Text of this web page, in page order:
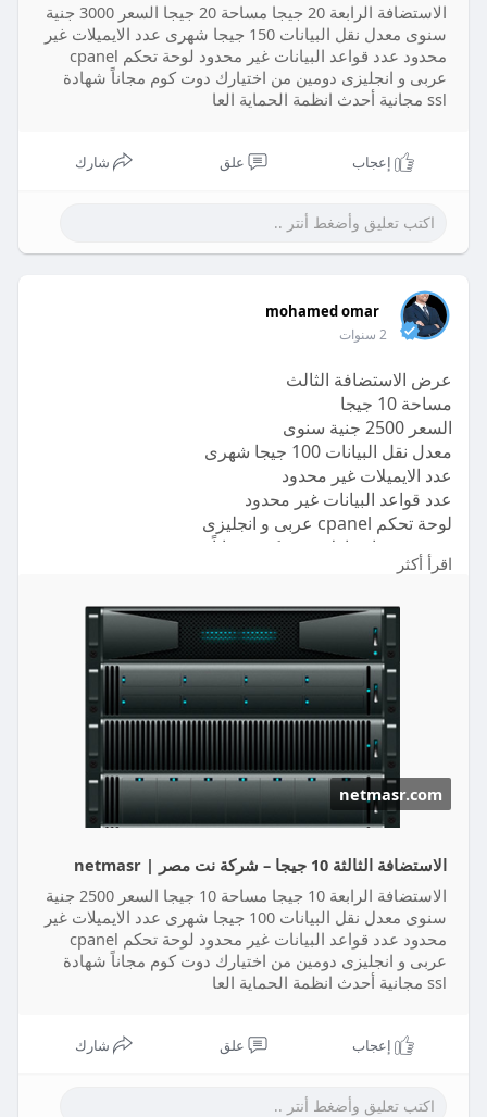
الاستضافة الرابعة 20 جيجا مساحة 20 جيجا السعر 3000 جنية
سنوى معدل نقل البيانات 150 جيجا شهرى عدد الايميلات غير
محدود عدد قواعد البيانات غير محدود لوحة تحكم cpanel
عربى و انجليزى دومين من اختيارك دوت كوم مجاناً شهادة
ssl مجانية أحدث انظمة الحماية العا
إعجاب علق شارك
mohamed omar
2 سنوات
عرض الاستضافة الثالث
مساحة 10 جيجا
السعر 2500 جنية سنوى
معدل نقل البيانات 100 جيجا شهرى
عدد الايميلات غير محدود
عدد قواعد البيانات غير محدود
لوحة تحكم cpanel عربى و انجليزى
دومين من اختيارك دوت كوم مجاناً
شهادة ssl مجانية
باك اب أسبوعى داخلى وشهرى خارجى
مكان السيرفر المانيا
استلام موقعك خلال 24 ساعة من الدفع
https://netmasr.com/product/%d....8%a7%d9%84%
d8%a7%d8%
اقرأ أكثر
netmasr.com
الاستضافة الثالثة 10 جيجا – شركة نت مصر | netmasr
الاستضافة الرابعة 10 جيجا مساحة 10 جيجا السعر 2500 جنية
سنوى معدل نقل البيانات 100 جيجا شهرى عدد الايميلات غير
محدود عدد قواعد البيانات غير محدود لوحة تحكم cpanel
عربى و انجليزى دومين من اختيارك دوت كوم مجاناً شهادة
ssl مجانية أحدث انظمة الحماية العا
إعجاب علق شارك